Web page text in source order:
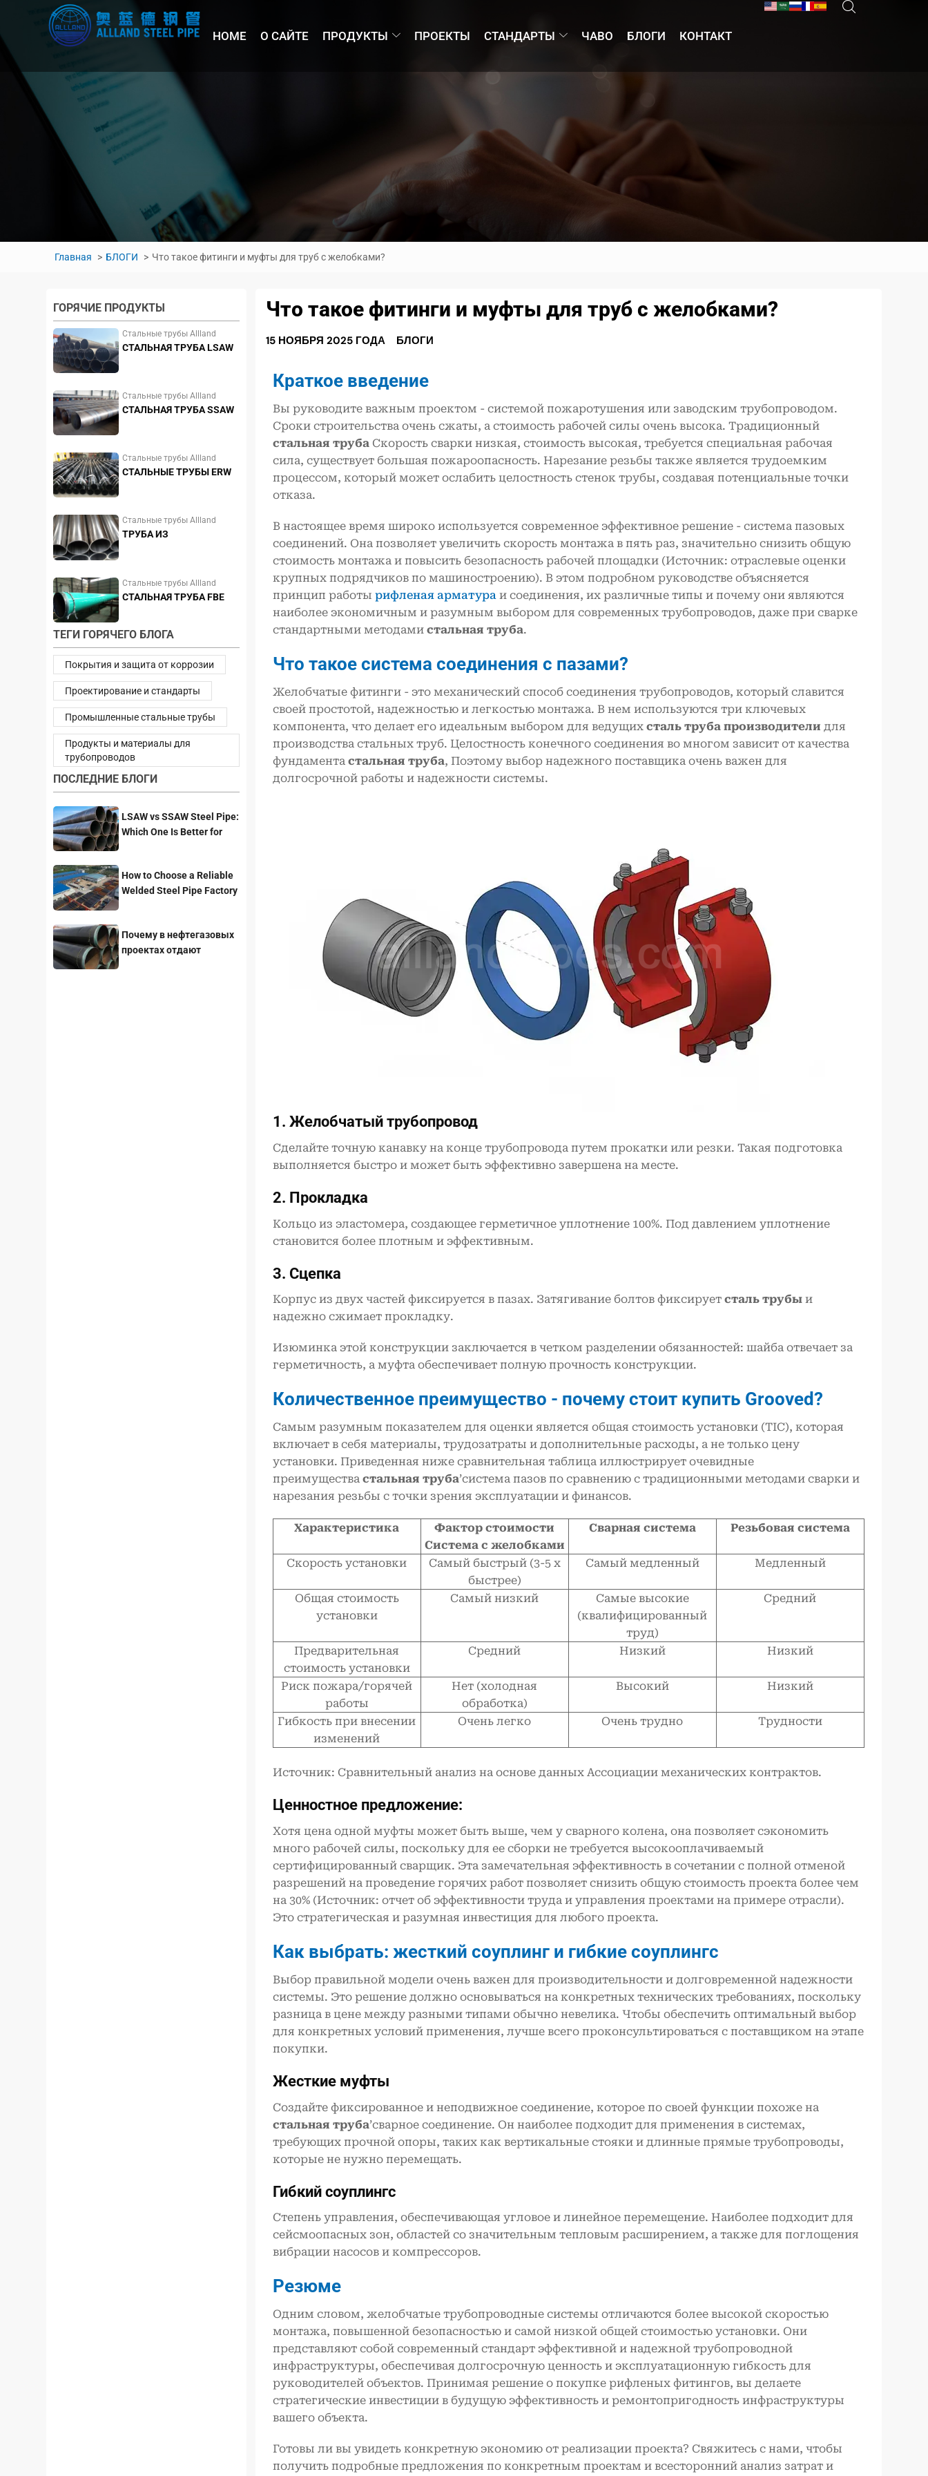
HOME О САЙТЕ ПРОДУКТЫ ПРОЕКТЫ СТАНДАРТЫ ЧАВО БЛОГИ КОНТАКТ
Главная БЛОГИ Что такое фитинги и муфты для труб с желобками?
ГОРЯЧИЕ ПРОДУКТЫ
Стальные трубы Allland
СТАЛЬНАЯ ТРУБА LSAW
Стальные трубы Allland
СТАЛЬНАЯ ТРУБА SSAW
Стальные трубы Allland
СТАЛЬНЫЕ ТРУБЫ ERW
Стальные трубы Allland
ТРУБА ИЗ
Стальные трубы Allland
СТАЛЬНАЯ ТРУБА FBE
ТЕГИ ГОРЯЧЕГО БЛОГА
Покрытия и защита от коррозии
Проектирование и стандарты
Промышленные стальные трубы
Продукты и материалы для
трубопроводов
ПОСЛЕДНИЕ БЛОГИ
LSAW vs SSAW Steel Pipe:
Which One Is Better for
How to Choose a Reliable
Welded Steel Pipe Factory
Почему в нефтегазовых
проектах отдают
Что такое фитинги и муфты для труб с желобками?
15 НОЯБРЯ 2025 ГОДА БЛОГИ
Краткое введение
Вы руководите важным проектом - системой пожаротушения или заводским трубопроводом.
Сроки строительства очень сжаты, а стоимость рабочей силы очень высока. Традиционный
стальная трубаСкорость сварки низкая, стоимость высокая, требуется специальная рабочая
сила, существует большая пожароопасность. Нарезание резьбы также является трудоемким
процессом, который может ослабить целостность стенок трубы, создавая потенциальные точки
отказа.
В настоящее время широко используется современное эффективное решение - система пазовых
соединений. Она позволяет увеличить скорость монтажа в пять раз, значительно снизить общую
стоимость монтажа и повысить безопасность рабочей площадки (Источник: отраслевые оценки
крупных подрядчиков по машиностроению). В этом подробном руководстве объясняется
принцип работы рифленая арматураи соединения, их различные типы и почему они являются
наиболее экономичным и разумным выбором для современных трубопроводов, даже при сварке
стандартными методами стальная труба.
Что такое система соединения с пазами?
Желобчатые фитинги - это механический способ соединения трубопроводов, который славится
своей простотой, надежностью и легкостью монтажа. В нем используются три ключевых
компонента, что делает его идеальным выбором для ведущих сталь трубапроизводители для
производства стальных труб. Целостность конечного соединения во многом зависит от качества
фундамента стальная труба, Поэтому выбор надежного поставщика очень важен для
долгосрочной работы и надежности системы.
1. Желобчатый трубопровод
Сделайте точную канавку на конце трубопровода путем прокатки или резки. Такая подготовка
выполняется быстро и может быть эффективно завершена на месте.
2. Прокладка
Кольцо из эластомера, создающее герметичное уплотнение 100%. Под давлением уплотнение
становится более плотным и эффективным.
3. Сцепка
Корпус из двух частей фиксируется в пазах. Затягивание болтов фиксирует сталь трубыи
надежно сжимает прокладку.
Изюминка этой конструкции заключается в четком разделении обязанностей: шайба отвечает за
герметичность, а муфта обеспечивает полную прочность конструкции.
Количественное преимущество - почему стоит купить Grooved?
Самым разумным показателем для оценки является общая стоимость установки (TIC), которая
включает в себя материалы, трудозатраты и дополнительные расходы, а не только цену
установки. Приведенная ниже сравнительная таблица иллюстрирует очевидные
преимущества стальная труба’система пазов по сравнению с традиционными методами сварки и
нарезания резьбы с точки зрения эксплуатации и финансов.
Характеристика
Фактор стоимости
Система с желобками
Сварная система Резьбовая система
Скорость установки
Самый быстрый (3-5 х
быстрее)
Самый медленный Медленный
Общая стоимость
установки
Самый низкий
Самые высокие
(квалифицированный
труд)
Средний
Предварительная
стоимость установки
Средний Низкий Низкий
Риск пожара/горячей
работы
Нет (холодная
обработка)
Высокий Низкий
Гибкость при внесении
изменений
Очень легко Очень трудно Трудности
Источник: Сравнительный анализ на основе данных Ассоциации механических контрактов.
Ценностное предложение:
Хотя цена одной муфты может быть выше, чем у сварного колена, она позволяет сэкономить
много рабочей силы, поскольку для ее сборки не требуется высокооплачиваемый
сертифицированный сварщик. Эта замечательная эффективность в сочетании с полной отменой
разрешений на проведение горячих работ позволяет снизить общую стоимость проекта более чем
на 30% (Источник: отчет об эффективности труда и управления проектами на примере отрасли).
Это стратегическая и разумная инвестиция для любого проекта.
Как выбрать: жесткий cоуплинг и гибкие cоуплингс
Выбор правильной модели очень важен для производительности и долговременной надежности
системы. Это решение должно основываться на конкретных технических требованиях, поскольку
разница в цене между разными типами обычно невелика. Чтобы обеспечить оптимальный выбор
для конкретных условий применения, лучше всего проконсультироваться с поставщиком на этапе
покупки.
Жесткие муфты
Создайте фиксированное и неподвижное соединение, которое по своей функции похоже на
стальная труба’сварное соединение. Он наиболее подходит для применения в системах,
требующих прочной опоры, таких как вертикальные стояки и длинные прямые трубопроводы,
которые не нужно перемещать.
Гибкий cоуплингс
Степень управления, обеспечивающая угловое и линейное перемещение. Наиболее подходит для
сейсмоопасных зон, областей со значительным тепловым расширением, а также для поглощения
вибрации насосов и компрессоров.
Резюме
Одним словом, желобчатые трубопроводные системы отличаются более высокой скоростью
монтажа, повышенной безопасностью и самой низкой общей стоимостью установки. Они
представляют собой современный стандарт эффективной и надежной трубопроводной
инфраструктуры, обеспечивая долгосрочную ценность и эксплуатационную гибкость для
руководителей объектов. Принимая решение о покупке рифленых фитингов, вы делаете
стратегические инвестиции в будущую эффективность и ремонтопригодность инфраструктуры
вашего объекта.
Готовы ли вы увидеть конкретную экономию от реализации проекта? Свяжитесь с нами, чтобы
получить подробные предложения по конкретным проектам и всесторонний анализ затрат и